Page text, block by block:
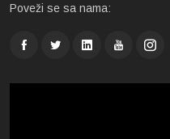
Poveži se sa nama: